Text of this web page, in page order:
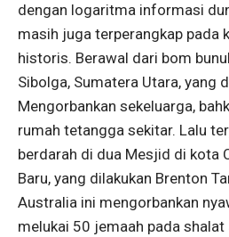
dengan logaritma informasi
masih juga terperangkap pada
historis. Berawal dari bom
Sibolga, Sumatera Utara, yang
Mengorbankan sekeluarga,
rumah tetangga sekitar. Lalu
berdarah di dua Mesjid di kota
Baru, yang dilakukan Brenton
Australia ini mengorbankan
melukai 50 jemaah pada